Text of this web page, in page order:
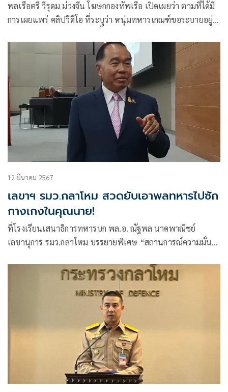
คดี
พลเรือตรี วีรุดม ม่วงจีน โฆษกกองทัพเรือ เปิดเผยว่า ตามที่ได้มี
การเผยแพร่ คลิปวีดีโอ ที่ระบุว่า หนุ่มทหารเกณฑ์ขอระบายอยู่
ของการถูกตัดพ้อ ของทหารกองประจำการสังกัดกองทัพเรือ ที่ถูก
ให้ซักชุดชั้นในและเก็บกวาดเครื่องดื่มมึนเมาของ
12 มีนาคม 2567
เลขาฯ รมว.กลาโหม สวดยับเอาพลทหารไปซัก
กางเกงในคุณนาย!
ที่โรงเรียนเสนาธิการทหารบก พล.อ. ณัฐพล นาคพาณิชย์
เลขานุการ รมว.กลาโหม บรรยายพิเศษ “สถานการณ์ความมั่นคง